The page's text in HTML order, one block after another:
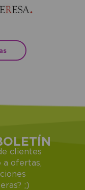
clientes
a ofertas,
;)